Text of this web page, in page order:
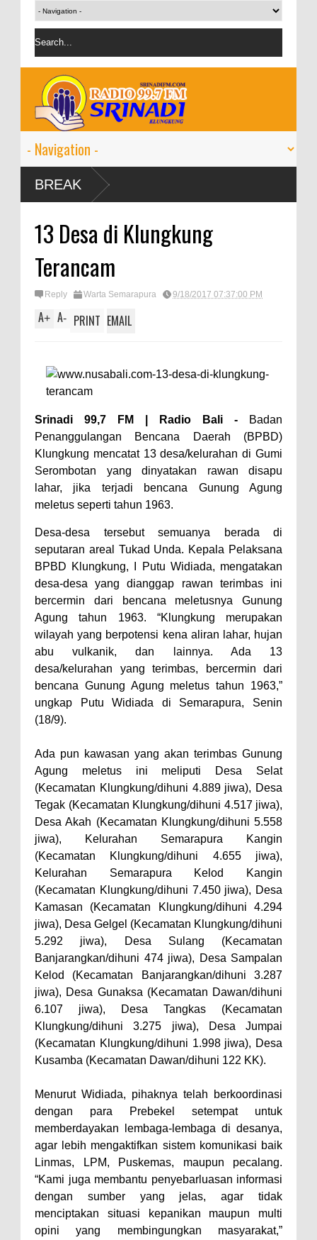
BREAK
9-11
13 Desa di Klungkung
Terancam
Reply Warta Semarapura 9/18/2017 07:37:00 PM
A+ A- PRINT EMAIL
Srinadi 99,7 FM | Radio Bali -
Badan
Penanggulangan Bencana Daerah (BPBD)
Klungkung mencatat 13 desa/kelurahan di Gumi
Serombotan yang dinyatakan rawan disapu
lahar, jika terjadi bencana Gunung Agung
meletus seperti tahun 1963.
Desa-desa tersebut semuanya berada di
seputaran areal Tukad Unda. Kepala Pelaksana
BPBD Klungkung, I Putu Widiada, mengatakan
desa-desa yang dianggap rawan terimbas ini
bercermin dari bencana meletusnya Gunung
Agung tahun 1963. “Klungkung merupakan
wilayah yang berpotensi kena aliran lahar, hujan
abu vulkanik, dan lainnya. Ada 13
desa/kelurahan yang terimbas, bercermin dari
bencana Gunung Agung meletus tahun 1963,”
ungkap Putu Widiada di Semarapura, Senin
(18/9).
Ada pun kawasan yang akan terimbas Gunung
Agung meletus ini meliputi Desa Selat
(Kecamatan Klungkung/dihuni 4.889 jiwa), Desa
Tegak (Kecamatan Klungkung/dihuni 4.517 jiwa),
Desa Akah (Kecamatan Klungkung/dihuni 5.558
jiwa), Kelurahan Semarapura Kangin
(Kecamatan Klungkung/dihuni 4.655 jiwa),
Kelurahan Semarapura Kelod Kangin
(Kecamatan Klungkung/dihuni 7.450 jiwa), Desa
Kamasan (Kecamatan Klungkung/dihuni 4.294
jiwa), Desa Gelgel (Kecamatan Klungkung/dihuni
5.292 jiwa), Desa Sulang (Kecamatan
Banjarangkan/dihuni 474 jiwa), Desa Sampalan
Kelod (Kecamatan Banjarangkan/dihuni 3.287
jiwa), Desa Gunaksa (Kecamatan Dawan/dihuni
6.107 jiwa), Desa Tangkas (Kecamatan
Klungkung/dihuni 3.275 jiwa), Desa Jumpai
(Kecamatan Klungkung/dihuni 1.998 jiwa), Desa
Kusamba (Kecamatan Dawan/dihuni 122 KK).
Menurut Widiada, pihaknya telah berkoordinasi
dengan para Prebekel setempat untuk
memberdayakan lembaga-lembaga di desanya,
agar lebih mengaktifkan sistem komunikasi baik
Linmas, LPM, Puskemas, maupun pecalang.
“Kami juga membantu penyebarluasan informasi
dengan sumber yang jelas, agar tidak
menciptakan situasi kepanikan maupun multi
opini yang membingungkan masyarakat,”